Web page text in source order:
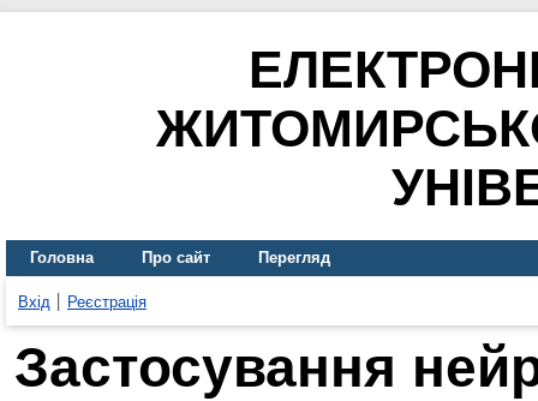
Головна Про сайт Перегляд
Вхід Реєстрація
Застосування